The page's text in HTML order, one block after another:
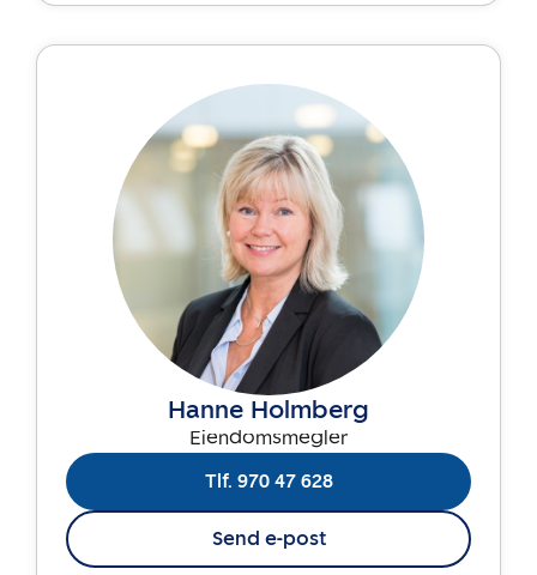
Hanne Holmberg
Eiendomsmegler
Tlf. 970 47 628
Send e-post